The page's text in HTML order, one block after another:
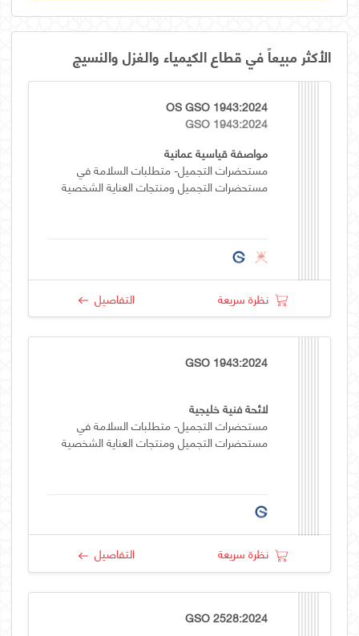
الأكثر مبيعاً في قطاع الكيمياء والغزل والنسيج
OS GSO 1943:2024
GSO 1943:2024
مواصفة قياسية عمانية
مستحضرات التجميل- متطلبات السلامة في
مستحضرات التجميل ومنتجات العناية الشخصية
نظرة سريعة التفاصيل
GSO 1943:2024
لائحة فنية خليجية
مستحضرات التجميل- متطلبات السلامة في
مستحضرات التجميل ومنتجات العناية الشخصية
نظرة سريعة التفاصيل
GSO 2528:2024